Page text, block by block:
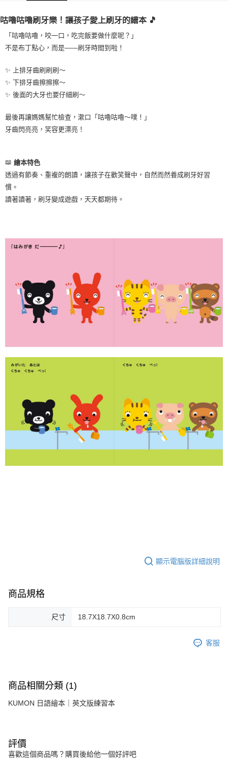
離島需選此配送方式
咕嚕咕嚕刷牙樂！讓孩子愛上刷牙的繪本 🎵
「咕嚕咕嚕，咬一口，吃完飯要做什麼呢？」
不是布丁點心，而是——刷牙時間到啦！
✨ 上排牙齒刷刷刷～
✨ 下排牙齒擦擦擦～
✨ 後面的大牙也要仔細刷～
最後再讓媽媽幫忙檢查，漱口「咕嚕咕嚕～噗！」
牙齒閃亮亮，笑容更漂亮！
📖 繪本特色
透過有節奏、重複的朗讀，讓孩子在歡笑聲中，自然而然養成刷牙好習
慣。
讀著讀著，刷牙變成遊戲，天天都期待。
顯示電腦版詳細說明
商品規格
尺寸 18.7X18.7X0.8cm
客服
商品相關分類 (1)
KUMON 日語繪本｜英文版練習本
評價
喜歡這個商品嗎？購買後給他一個好評吧